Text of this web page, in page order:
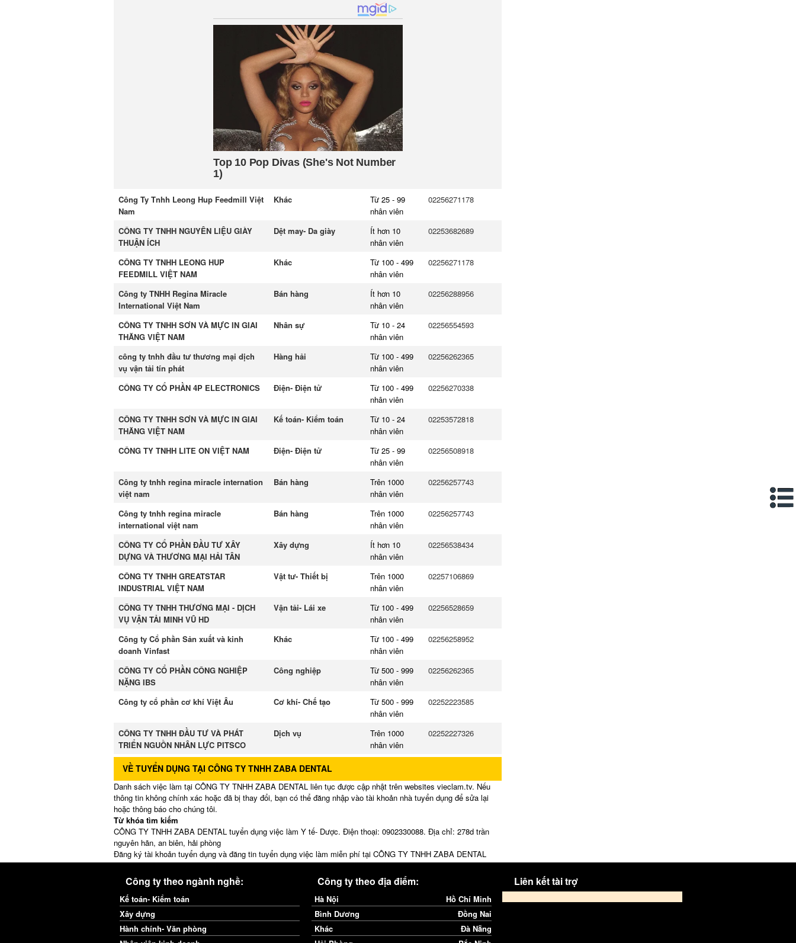
Công Ty Tnhh Leong Hup Feedmill Việt
Nam
Khác
Từ 25 - 99
nhân viên
02256271178
CÔNG TY TNHH NGUYÊN LIỆU GIÀY
THUẬN ÍCH
Dệt may- Da giày
Ít hơn 10
nhân viên
02253682689
CÔNG TY TNHH LEONG HUP
FEEDMILL VIỆT NAM
Khác
Từ 100 - 499
nhân viên
02256271178
Công ty TNHH Regina Miracle
International Việt Nam
Bán hàng
Ít hơn 10
nhân viên
02256288956
CÔNG TY TNHH SƠN VÀ MỰC IN GIAI
THĂNG VIỆT NAM
Nhân sự
Từ 10 - 24
nhân viên
02256554593
công ty tnhh đầu tư thương mại dịch
vụ vận tải tín phát
Hàng hải
Từ 100 - 499
nhân viên
02256262365
CÔNG TY CỔ PHẦN 4P ELECTRONICS Điện- Điện tử
Từ 100 - 499
nhân viên
02256270338
CÔNG TY TNHH SƠN VÀ MỰC IN GIAI
THĂNG VIỆT NAM
Kế toán- Kiểm toán
Từ 10 - 24
nhân viên
02253572818
CÔNG TY TNHH LITE ON VIỆT NAM Điện- Điện tử
Từ 25 - 99
nhân viên
02256508918
Công ty tnhh regina miracle internation
việt nam
Bán hàng
Trên 1000
nhân viên
02256257743
Công ty tnhh regina miracle
international việt nam
Bán hàng
Trên 1000
nhân viên
02256257743
CÔNG TY CỔ PHẦN ĐẦU TƯ XÂY
DỰNG VÀ THƯƠNG MẠI HẢI TÂN
Xây dựng
Ít hơn 10
nhân viên
02256538434
CÔNG TY TNHH GREATSTAR
INDUSTRIAL VIỆT NAM
Vật tư- Thiết bị
Trên 1000
nhân viên
02257106869
CÔNG TY TNHH THƯƠNG MẠI - DỊCH
VỤ VẬN TẢI MINH VŨ HD
Vận tải- Lái xe
Từ 100 - 499
nhân viên
02256528659
Công ty Cổ phần Sản xuất và kinh
doanh Vinfast
Khác
Từ 100 - 499
nhân viên
02256258952
CÔNG TY CỔ PHẦN CÔNG NGHIỆP
NẶNG IBS
Công nghiệp
Từ 500 - 999
nhân viên
02256262365
Công ty cổ phần cơ khí Việt Âu Cơ khí- Chế tạo
Từ 500 - 999
nhân viên
02252223585
CÔNG TY TNHH ĐẦU TƯ VÀ PHÁT
TRIỂN NGUỒN NHÂN LỰC PITSCO
Dịch vụ
Trên 1000
nhân viên
02252227326
VỀ TUYỂN DỤNG TẠI CÔNG TY TNHH ZABA DENTAL
Danh sách việc làm tại CÔNG TY TNHH ZABA DENTAL liên tục được cập nhật trên websites vieclam.tv. Nếu
thông tin không chính xác hoặc đã bị thay đổi, bạn có thể đăng nhập vào tài khoản nhà tuyển dụng để sửa lại
hoặc thông báo cho chúng tôi.
Từ khóa tìm kiếm
CÔNG TY TNHH ZABA DENTAL tuyển dụng việc làm Y tế- Dược. Điện thoại: 0902330088. Địa chỉ: 278d trần
nguyên hãn, an biên, hải phòng
Đăng ký tài khoản tuyển dụng và đăng tin tuyển dụng việc làm miễn phí tại CÔNG TY TNHH ZABA DENTAL
Công ty theo ngành nghề:
Kế toán- Kiểm toán
Xây dựng
Hành chính- Văn phòng
Công ty theo địa điểm:
Hà Nội
Hồ Chí Minh
Bình Dương
Đồng Nai
Khác
Đà Nẵng
Liên kết tài trợ